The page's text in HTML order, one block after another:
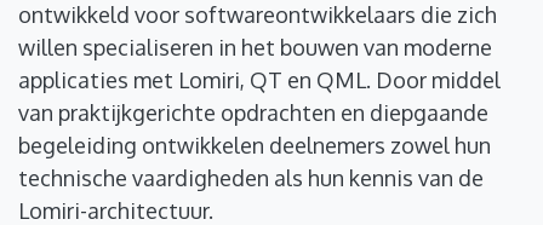
ontwikkeld voor softwareontwikkelaars die zich
willen specialiseren in het bouwen van moderne
applicaties met Lomiri, QT en QML. Door middel
van praktijkgerichte opdrachten en diepgaande
begeleiding ontwikkelen deelnemers zowel hun
technische vaardigheden als hun kennis van de
Lomiri-architectuur.